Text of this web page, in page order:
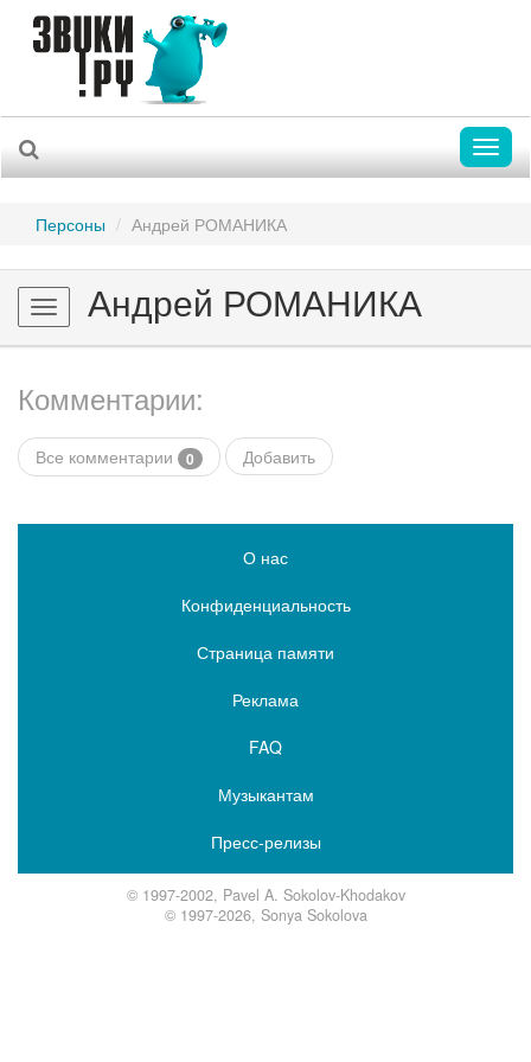
Персоны Андрей РОМАНИКА
Toggle
navigation
Андрей РОМАНИКА
Комментарии:
Все комментарии 0 Добавить
О нас
Конфиденциальность
Страница памяти
Реклама
FAQ
Музыкантам
Пресс-релизы
© 1997-2002, Pavel A. Sokolov-Khodakov
© 1997-2026, Sonya Sokolova